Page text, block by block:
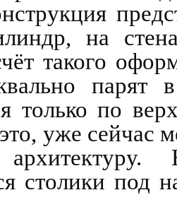
на
такого
парят
только по
уже сейчас
столики под